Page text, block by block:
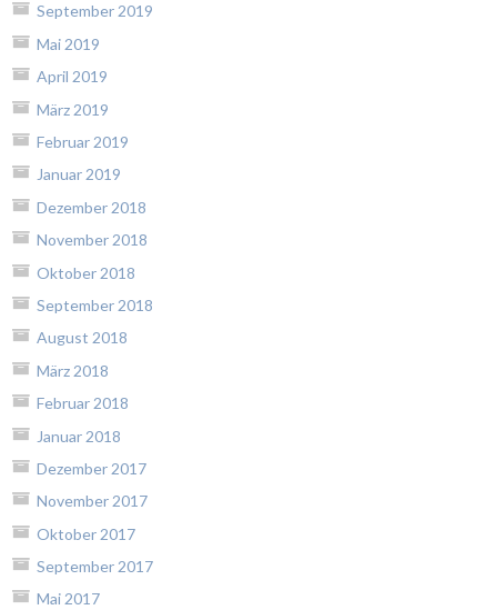
September 2019
Mai 2019
April 2019
März 2019
Februar 2019
Januar 2019
Dezember 2018
November 2018
Oktober 2018
September 2018
August 2018
März 2018
Februar 2018
Januar 2018
Dezember 2017
November 2017
Oktober 2017
September 2017
Mai 2017